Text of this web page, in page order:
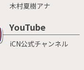
木村夏樹アナ
YouTube
iCN公式チャンネル